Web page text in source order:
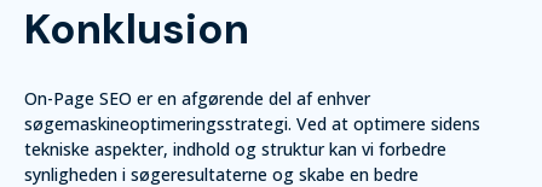
Konklusion
On-Page SEO er en afgørende del af enhver
søgemaskineoptimeringsstrategi. Ved at optimere sidens
tekniske aspekter, indhold og struktur kan vi forbedre
synligheden i søgeresultaterne og skabe en bedre